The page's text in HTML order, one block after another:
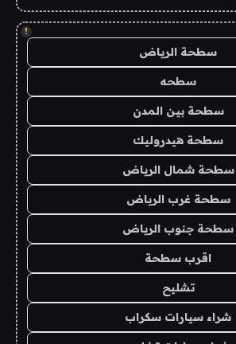
!
سطحة الرياض
سطحه
سطحة بين المدن
سطحة هيدروليك
سطحة شمال الرياض
سطحة غرب الرياض
سطحة جنوب الرياض
اقرب سطحة
تشليح
شراء سيارات سكراب